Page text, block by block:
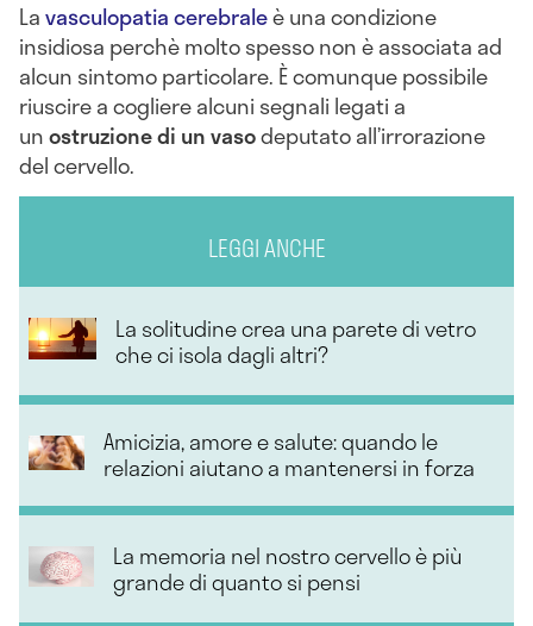
Lavasculopatia cerebraleè una condizione
insidiosa perchè molto spesso non è associata ad
alcun sintomo particolare. È comunque possibile
riuscire a cogliere alcuni segnali legati a
unostruzione di un vasodeputato all’irrorazione
del cervello.
LEGGI ANCHE
La solitudine crea una parete di vetro
che ci isola dagli altri?
Amicizia, amore e salute: quando le
relazioni aiutano a mantenersi in forza
La memoria nel nostro cervello è più
grande di quanto si pensi